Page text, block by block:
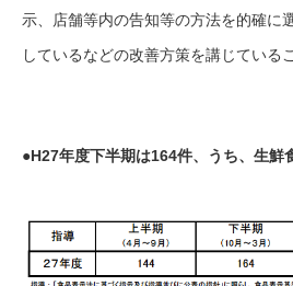
示、店舗等内の告知等の方法を的確に
しているなどの改善方策を講じているこ
●H27年度下半期は164件、うち、生鮮